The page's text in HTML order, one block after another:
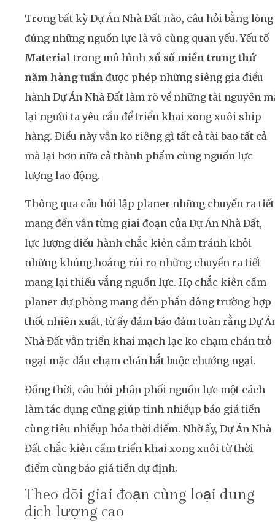
Trong bất kỳ Dự Án Nhà Đất nào, câu hỏi bằng lòng
đúng những nguồn lực là vô cùng quan yếu. Yếu tố
Material trong mô hình xổ số miền trung thứ
năm hàng tuần được phép những siêng gia điều
hành Dự Án Nhà Đất làm rõ về những tài nguyên
lại người ta yêu cầu để triển khai xong xuôi ship
hàng. Điều này vẫn ko riêng gì tất cả tài bao tất cả
mà lại hơn nữa cả thành phẩm cùng nguồn lực
lượng lao động.
Thông qua câu hỏi lập planer những chuyển ra tiết
mang đến vẫn từng giai đoạn của Dự Án Nhà Đất,
lực lượng điều hành chắc kiên cầm tránh khỏi
những khủng hoảng rủi ro những chuyển ra tiết
mang lại thiếu vắng nguồn lực. Họ chắc kiên cầm
planer dự phòng mang đến phần đông trường hợp
thốt nhiên xuất, từ ấy đảm bảo đảm toàn rằng Dự
Nhà Đất vẫn triển khai mạch lạc ko chạm chán trở
ngại mặc dầu chạm chán bắt buộc chướng ngại.
Đồng thời, câu hỏi phân phối nguồn lực một cách
làm tác dụng cũng giúp tinh nhiềụp báo giá tiền
cùng tiêu nhiềụp hóa thời điểm. Nhờ ấy, Dự Án Nhà
Đất chắc kiên cầm triển khai xong xuôi từ thời
điểm cùng báo giá tiền dự định.
Theo dõi giai đoạn cùng loại dung
dịch lượng cao